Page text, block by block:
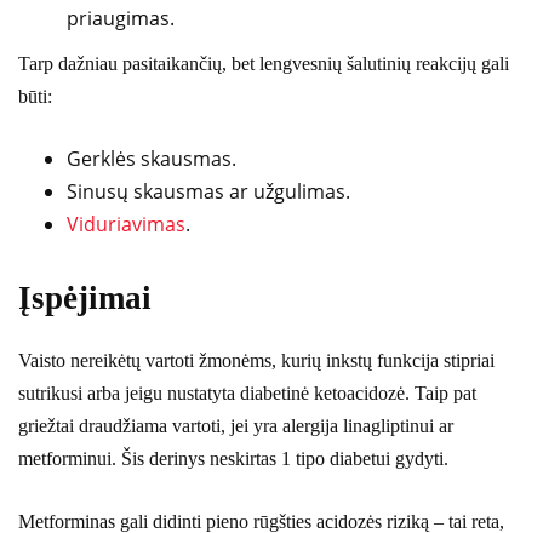
priaugimas.
Tarp dažniau pasitaikančių, bet lengvesnių šalutinių reakcijų gali
būti:
Gerklės skausmas.
Sinusų skausmas ar užgulimas.
Viduriavimas.
Įspėjimai
Vaisto nereikėtų vartoti žmonėms, kurių inkstų funkcija stipriai
sutrikusi arba jeigu nustatyta diabetinė ketoacidozė. Taip pat
griežtai draudžiama vartoti, jei yra alergija linagliptinui ar
metforminui. Šis derinys neskirtas 1 tipo diabetui gydyti.
Metforminas gali didinti pieno rūgšties acidozės riziką – tai reta,